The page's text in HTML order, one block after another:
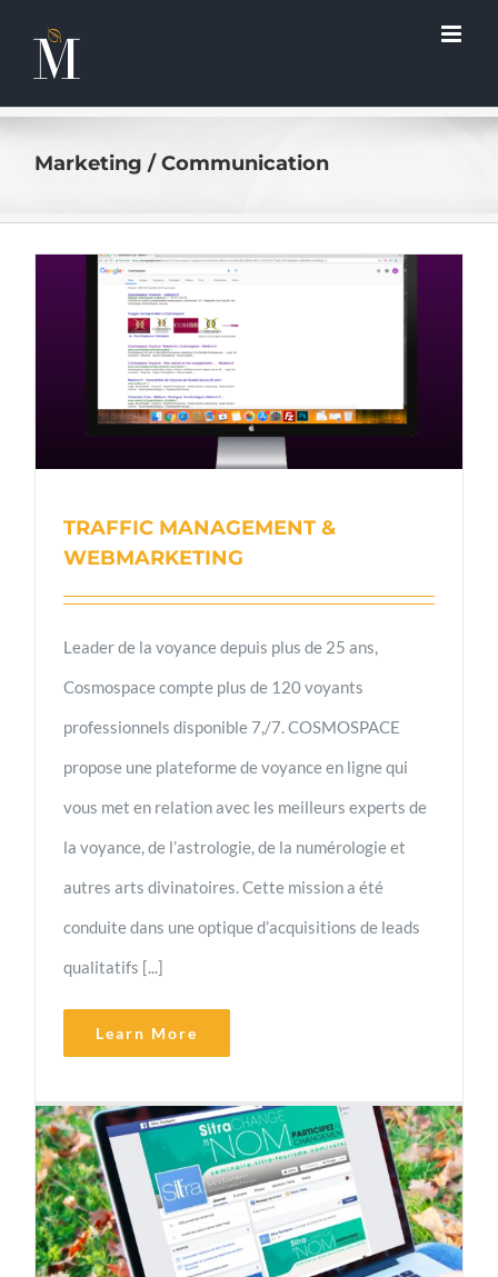
Marketing / Communication
TRAFFIC MANAGEMENT &
WEBMARKETING
Leader de la voyance depuis plus de 25 ans,
Cosmospace compte plus de 120 voyants
professionnels disponible 7,/7. COSMOSPACE
propose une plateforme de voyance en ligne qui
vous met en relation avec les meilleurs experts de
la voyance, de l’astrologie, de la numérologie et
autres arts divinatoires. Cette mission a été
conduite dans une optique d’acquisitions de leads
qualitatifs [...]
Learn More